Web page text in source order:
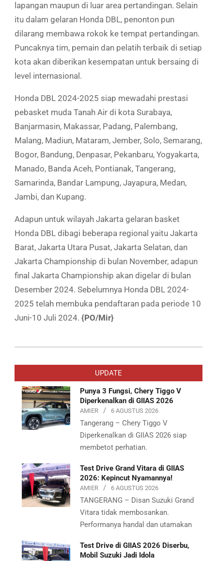
lapangan maupun di luar area pertandingan. Selain
itu dalam gelaran Honda DBL, penonton pun
dilarang membawa rokok ke tempat pertandingan.
Puncaknya tim, pemain dan pelatih terbaik di setiap
kota akan diberikan kesempatan untuk bersaing di
level internasional.
Honda DBL 2024-2025 siap mewadahi prestasi
pebasket muda Tanah Air di kota Surabaya,
Banjarmasin, Makassar, Padang, Palembang,
Malang, Madiun, Mataram, Jember, Solo, Semarang,
Bogor, Bandung, Denpasar, Pekanbaru, Yogyakarta,
Manado, Banda Aceh, Pontianak, Tangerang,
Samarinda, Bandar Lampung, Jayapura, Medan,
Jambi, dan Kupang.
Adapun untuk wilayah Jakarta gelaran basket
Honda DBL dibagi beberapa regional yaitu Jakarta
Barat, Jakarta Utara Pusat, Jakarta Selatan, dan
Jakarta Championship di bulan November, adapun
final Jakarta Championship akan digelar di bulan
Desember 2024. Sebelumnya Honda DBL 2024-
2025 telah membuka pendaftaran pada periode 10
Juni-10 Juli 2024. {PO/Mir}
08-
UPDATE
Punya 3 Fungsi, Chery Tiggo V
Diperkenalkan di GIIAS 2026
AMIER 6 AGUSTUS 2026
Tangerang – Chery Tiggo V
Diperkenalkan di GIIAS 2026 siap
membetot perhatian.
Test Drive Grand Vitara di GIIAS
2026: Kepincut Nyamannya!
AMIER 6 AGUSTUS 2026
TANGERANG – Disan Suzuki Grand
Vitara tidak membosankan.
Performanya handal dan utamakan
Test Drive di GIIAS 2026 Diserbu,
Mobil Suzuki Jadi Idola